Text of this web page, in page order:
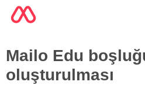
Mailo Edu
oluşturulması